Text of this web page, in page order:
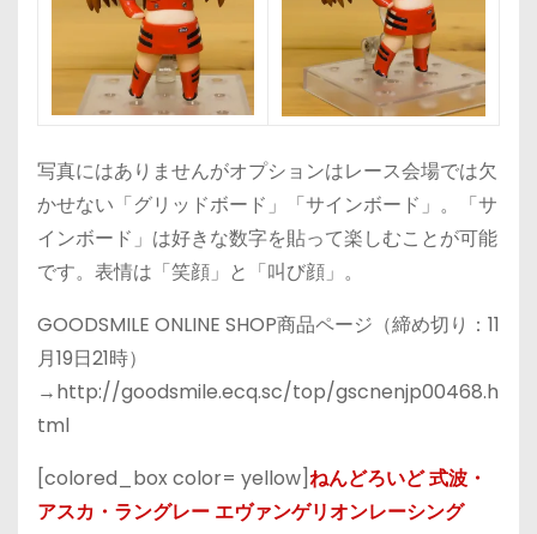
写真にはありませんがオプションはレース会場では欠
かせない「グリッドボード」「サインボード」。「サ
インボード」は好きな数字を貼って楽しむことが可能
です。表情は「笑顔」と「叫び顔」。
GOODSMILE ONLINE SHOP商品ページ（締め切り：11
月19日21時）
→http://goodsmile.ecq.sc/top/gscnenjp00468.h
tml
[colored_box color= yellow]ねんどろいど 式波・
アスカ・ラングレー エヴァンゲリオンレーシング